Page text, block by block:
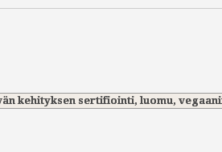
kehityksen sertifiointi, luomu,